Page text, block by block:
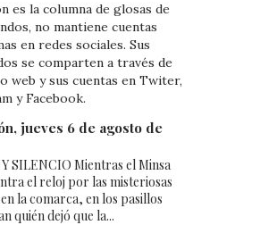
es la columna de glosas de
no mantiene cuentas
en redes sociales. Sus
se comparten a través de
web y sus cuentas en Twiter,
y Facebook.
jueves 6 de agosto de
SILENCIO Mientras el Minsa
el reloj por las misteriosas
la comarca, en los pasillos
quién dejó que la...